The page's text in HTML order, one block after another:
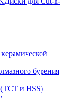
бурения
и HSS)